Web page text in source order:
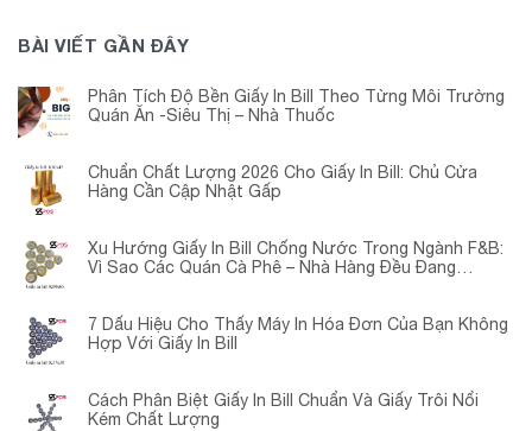
BÀI VIẾT GẦN ĐÂY
Phân Tích Độ Bền Giấy In Bill Theo Từng Môi Trường
Quán Ăn -Siêu Thị – Nhà Thuốc
Chuẩn Chất Lượng 2026 Cho Giấy In Bill: Chủ Cửa
Hàng Cần Cập Nhật Gấp
Xu Hướng Giấy In Bill Chống Nước Trong Ngành F&B:
Vì Sao Các Quán Cà Phê – Nhà Hàng Đều Đang
7 Dấu Hiệu Cho Thấy Máy In Hóa Đơn Của Bạn Không
Hợp Với Giấy In Bill
Cách Phân Biệt Giấy In Bill Chuẩn Và Giấy Trôi Nổi
Kém Chất Lượng